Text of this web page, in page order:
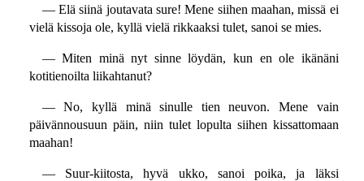
— Elä siinä joutavata sure! Mene siihen maahan, missä ei
vielä kissoja ole, kyllä vielä rikkaaksi tulet, sanoi se mies.
— Miten minä nyt sinne löydän, kun en ole ikänäni
kotitienoilta liikahtanut?
— No, kyllä minä sinulle tien neuvon. Mene vain
päivännousuun päin, niin tulet lopulta siihen kissattomaan
maahan!
— Suur-kiitosta, hyvä ukko, sanoi poika, ja läksi